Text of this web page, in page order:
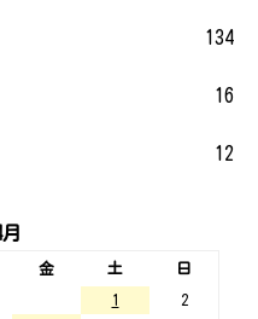
134
16
12
金 土
日
1
2